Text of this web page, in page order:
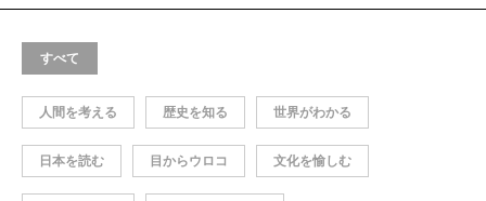
すべて
人間を考える 歴史を知る 世界がわかる
日本を読む 目からウロコ 文化を愉しむ